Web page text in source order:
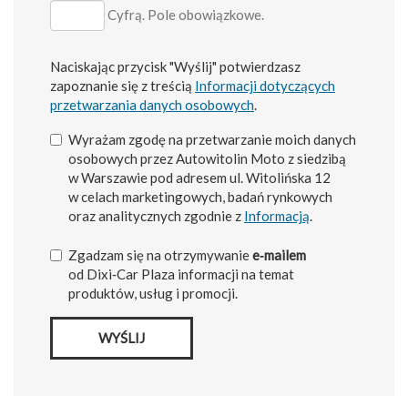
Cyfrą. Pole obowiązkowe.
Naciskając przycisk "Wyślij" potwierdzasz
zapoznanie się z treścią Informacji dotyczących
przetwarzania danych osobowych.
Wyrażam zgodę na przetwarzanie moich danych
osobowych przez Autowitolin Moto z siedzibą
w Warszawie pod adresem ul. Witolińska 12
w celach marketingowych, badań rynkowych
oraz analitycznych zgodnie z Informacją.
Zgadzam się na otrzymywaniee‑mailem
od Dixi‑Car Plaza informacji na temat
produktów, usług i promocji.
WYŚLIJ